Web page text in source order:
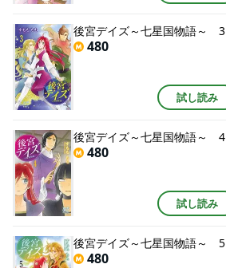
後宮デイズ～七星国物語～ 3
480
試し読み
後宮デイズ～七星国物語～ 4
480
試し読み
後宮デイズ～七星国物語～ 5
480